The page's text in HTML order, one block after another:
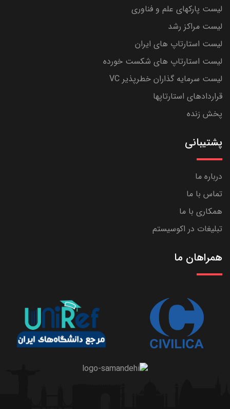
لیست پارکهای علم و فناوری
لیست مراکز رشد
لیست استارتاپ های ایران
لیست استارتاپ های شکست خورده
لیست سرمایه گذاران خطرپذیر VC
قراردادهای استارتاپها
پخش زنده
پشتیبانی
درباره ما
تماس با ما
همکاری با ما
تبلیغات در اکوسیستم
همراهان ما